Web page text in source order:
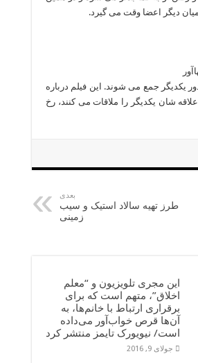
دیگر اعضا وقت می گیرد.
یکدیگر جمع می شوند. این فیلم درباره
شان یکدیگر را ملاقات می کنند، رخ
بعدی
طرز تهیه سالاد استیک و سیب
زمینی
این مجری تلویزیون و “معلم
اخلاق”، متهم است که برای
برقراری ارتباط با خانم‌ها، به
آن‌ها قرص خواب‌آور می‌داده
است/ نیویورک تایمز منتشر کرد
جولای 9, 2016